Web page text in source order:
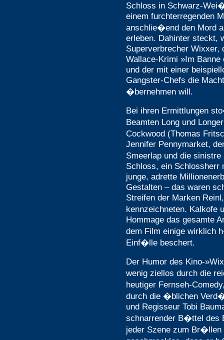
Schloss in Schwarz-
einem furchterregenden
anschlie�end den Mord
erleben. Dahinter steckt,
Superverbrecher Wixxer,
Wallace-Krimi »Im
und der mit einer
Gangster-Chefs die
�bernehmen will.
Bei ihren Ermittlungen
Beamten Long und
Cockwood (Thomas
Jennifer Pennymarket,
Smeerlap und die
Schloss, ein Schlossherr
junge, adrette
Gestalten – das waren
Streifen der Marken
kennzeichneten.
Hommage das gesamte
dem Film einige wirklich
Einf�lle beschert.
Der Humor des Kino-
wenig ziellos durch die
heutiger Fernseh-
durch die �blichen
und Regisseur Tobi
schnarrender B�ttel des
jeder Szene zum